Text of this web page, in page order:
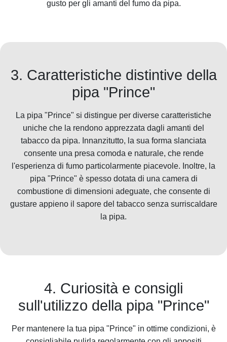
gusto per gli amanti del fumo da pipa.
3. Caratteristiche distintive della
pipa "Prince"
La pipa "Prince" si distingue per diverse caratteristiche
uniche che la rendono apprezzata dagli amanti del
tabacco da pipa. Innanzitutto, la sua forma slanciata
consente una presa comoda e naturale, che rende
l'esperienza di fumo particolarmente piacevole. Inoltre, la
pipa "Prince" è spesso dotata di una camera di
combustione di dimensioni adeguate, che consente di
gustare appieno il sapore del tabacco senza surriscaldare
la pipa.
4. Curiosità e consigli
sull'utilizzo della pipa "Prince"
Per mantenere la tua pipa "Prince" in ottime condizioni, è